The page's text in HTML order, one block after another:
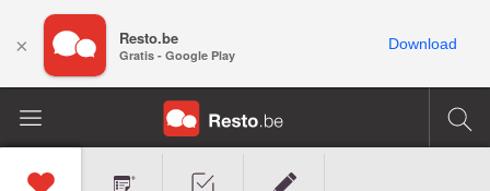
× Resto.be
Gratis - Google Play
Download